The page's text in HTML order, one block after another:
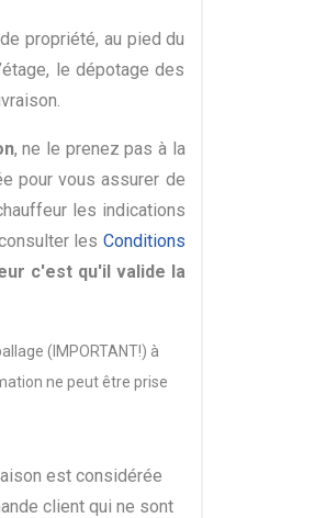
propriété, au pied du
le dépotage des
, ne le prenez pas à la
pour vous assurer de
les indications
les Conditions
c'est qu'il valide la
(IMPORTANT!) à
ne peut être prise
est considérée
client qui ne sont